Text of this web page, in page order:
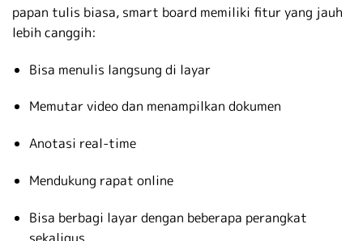
papan tulis biasa, smart board memiliki fitur yang jauh
lebih canggih:
Bisa menulis langsung di layar
Memutar video dan menampilkan dokumen
Anotasi real-time
Mendukung rapat online
Bisa berbagi layar dengan beberapa perangkat